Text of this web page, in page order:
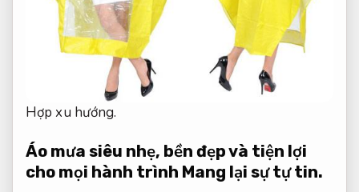
Hợp xu hướng.
Áo mưa siêu nhẹ, bền đẹp và tiện lợi
cho mọi hành trình Mang lại sự tự tin.